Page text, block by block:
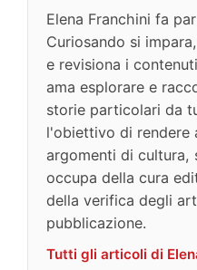
Elena Franchini fa
Curiosando si
e revisiona i
ama esplorare e
storie particolari da
l'obiettivo di rendere
argomenti di cultura,
occupa della cura
della verifica degli
pubblicazione.
Tutti gli articoli di